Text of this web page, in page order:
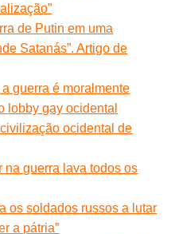
de Putin em uma
Satanás”. Artigo de
guerra é moralmente
lobby gay ocidental
ocidental de
na guerra lava todos os
os soldados russos a lutar
a pátria”